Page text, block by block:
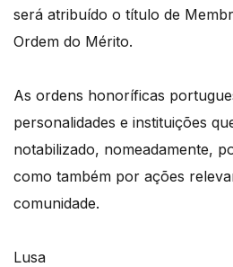
será atribuído o título de
Ordem do Mérito.
As ordens honoríficas
personalidades e instituições
notabilizado, nomeadamente,
como também por ações
comunidade.
Lusa